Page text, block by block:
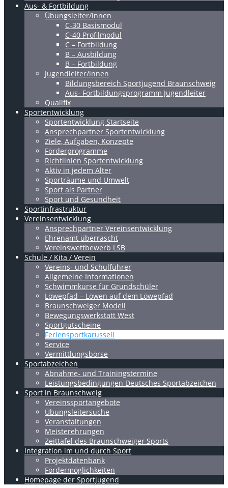
Aus- & Fortbildung
Übungsleiter/innen
C-30 Basismodul
C-40 Profilmodul
C – Fortbildung
B – Ausbildung
B – Fortbildung
Jugendleiter/innen
Bildungsbereich Sportjugend Braunschweig
Aus- Fortbildungsprogramm Jugendleiter
Qualifix
Sportentwicklung
Sportentwicklung Startseite
Ansprechpartner Sportentwicklung
Ziele, Aufgaben, Konzepte
Förderprogramme
Richtlinien Sportentwicklung
Aktiv in jedem Alter
Sporträume und Umwelt
Sport als Partner
Sport und Gesundheit
Sportinfrastruktur
Vereinsentwicklung
Ansprechpartner Vereinsentwicklung
Ehrenamt überrascht
Vereinswettbewerb LSB
Schule / Kita / Verein
Vereins- und Schulführer
Allgemeine Informationen
Schwimmkurse für Grundschüler
Löwepfad – Löwen auf dem Löwepfad
Braunschweiger Modell
Bewegungswerkstatt West
Sportgutscheine
Feriensportkarussell
Service
Vermittlungsbörse
Sportabzeichen
Abnahme- und Trainingstermine
Leistungsbedingungen Deutsches Sportabzeichen
Sport in Braunschweig
Vereinssportangebote
Übungsleitersuche
Veranstaltungen
Meisterehrungen
Zeittafel des Braunschweiger Sports
Integration im und durch Sport
Projektdatenbank
Fördermöglichkeiten
Homepage der Sportjugend